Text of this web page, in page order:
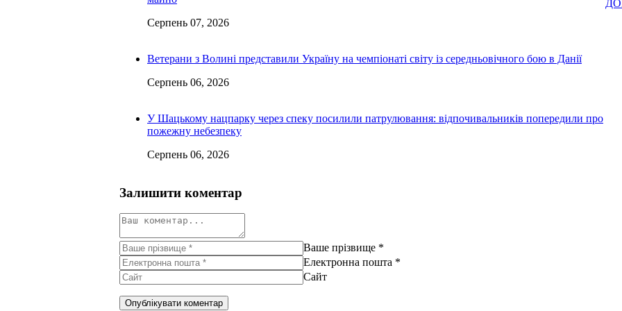
Серпень 07, 2026
Ветерани з Волині представили Україну на чемпіонаті світу із середньовічного бою в Данії
Серпень 06, 2026
У Шацькому нацпарку через спеку посилили патрулювання: відпочивальників попередили про
пожежну небезпеку
Серпень 06, 2026
Залишити коментар
Ваше прізвище *
Електронна пошта *
Сайт